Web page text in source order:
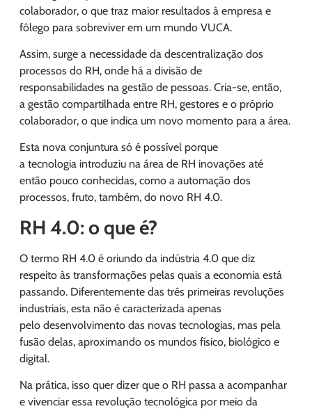
colaborador, o que traz maior resultados à empresa e
fôlego para sobreviver em um mundo VUCA.
Assim, surge a necessidade da descentralização dos
processos do RH, onde há a divisão de
responsabilidades na gestão de pessoas. Cria-se, então,
a gestão compartilhada entre RH, gestores e o próprio
colaborador, o que indica um novo momento para a área.
Esta nova conjuntura só é possível porque
a tecnologia introduziu na área de RH inovações até
então pouco conhecidas, como a automação dos
processos, fruto, também, do novo RH 4.0.
RH 4.0: o que é?
O termo RH 4.0 é oriundo da indústria 4.0 que diz
respeito às transformações pelas quais a economia está
passando. Diferentemente das três primeiras revoluções
industriais, esta não é caracterizada apenas
pelo desenvolvimento das novas tecnologias, mas pela
fusão delas, aproximando os mundos físico, biológico e
digital.
Na prática, isso quer dizer que o RH passa a acompanhar
e vivenciar essa revolução tecnológica por meio da